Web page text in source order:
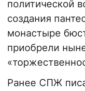
политической
создания
монастыре
приобрели
Ранее СПЖ